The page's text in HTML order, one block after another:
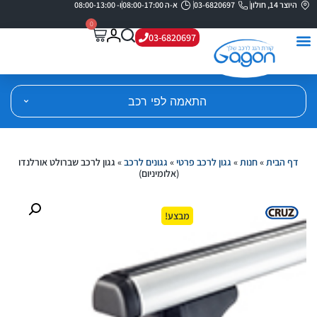
היוצר 14, חולון 03-6820697 א-ה 08:00-17:00 ו- 08:00-13:00
03-6820697
0
התאמה לפי רכב
דף הבית»חנות» גגון לרכב פרטי» גגונים לרכב» גגון לרכב שברולט אורלנדו
(אלומיניום)
מבצע!